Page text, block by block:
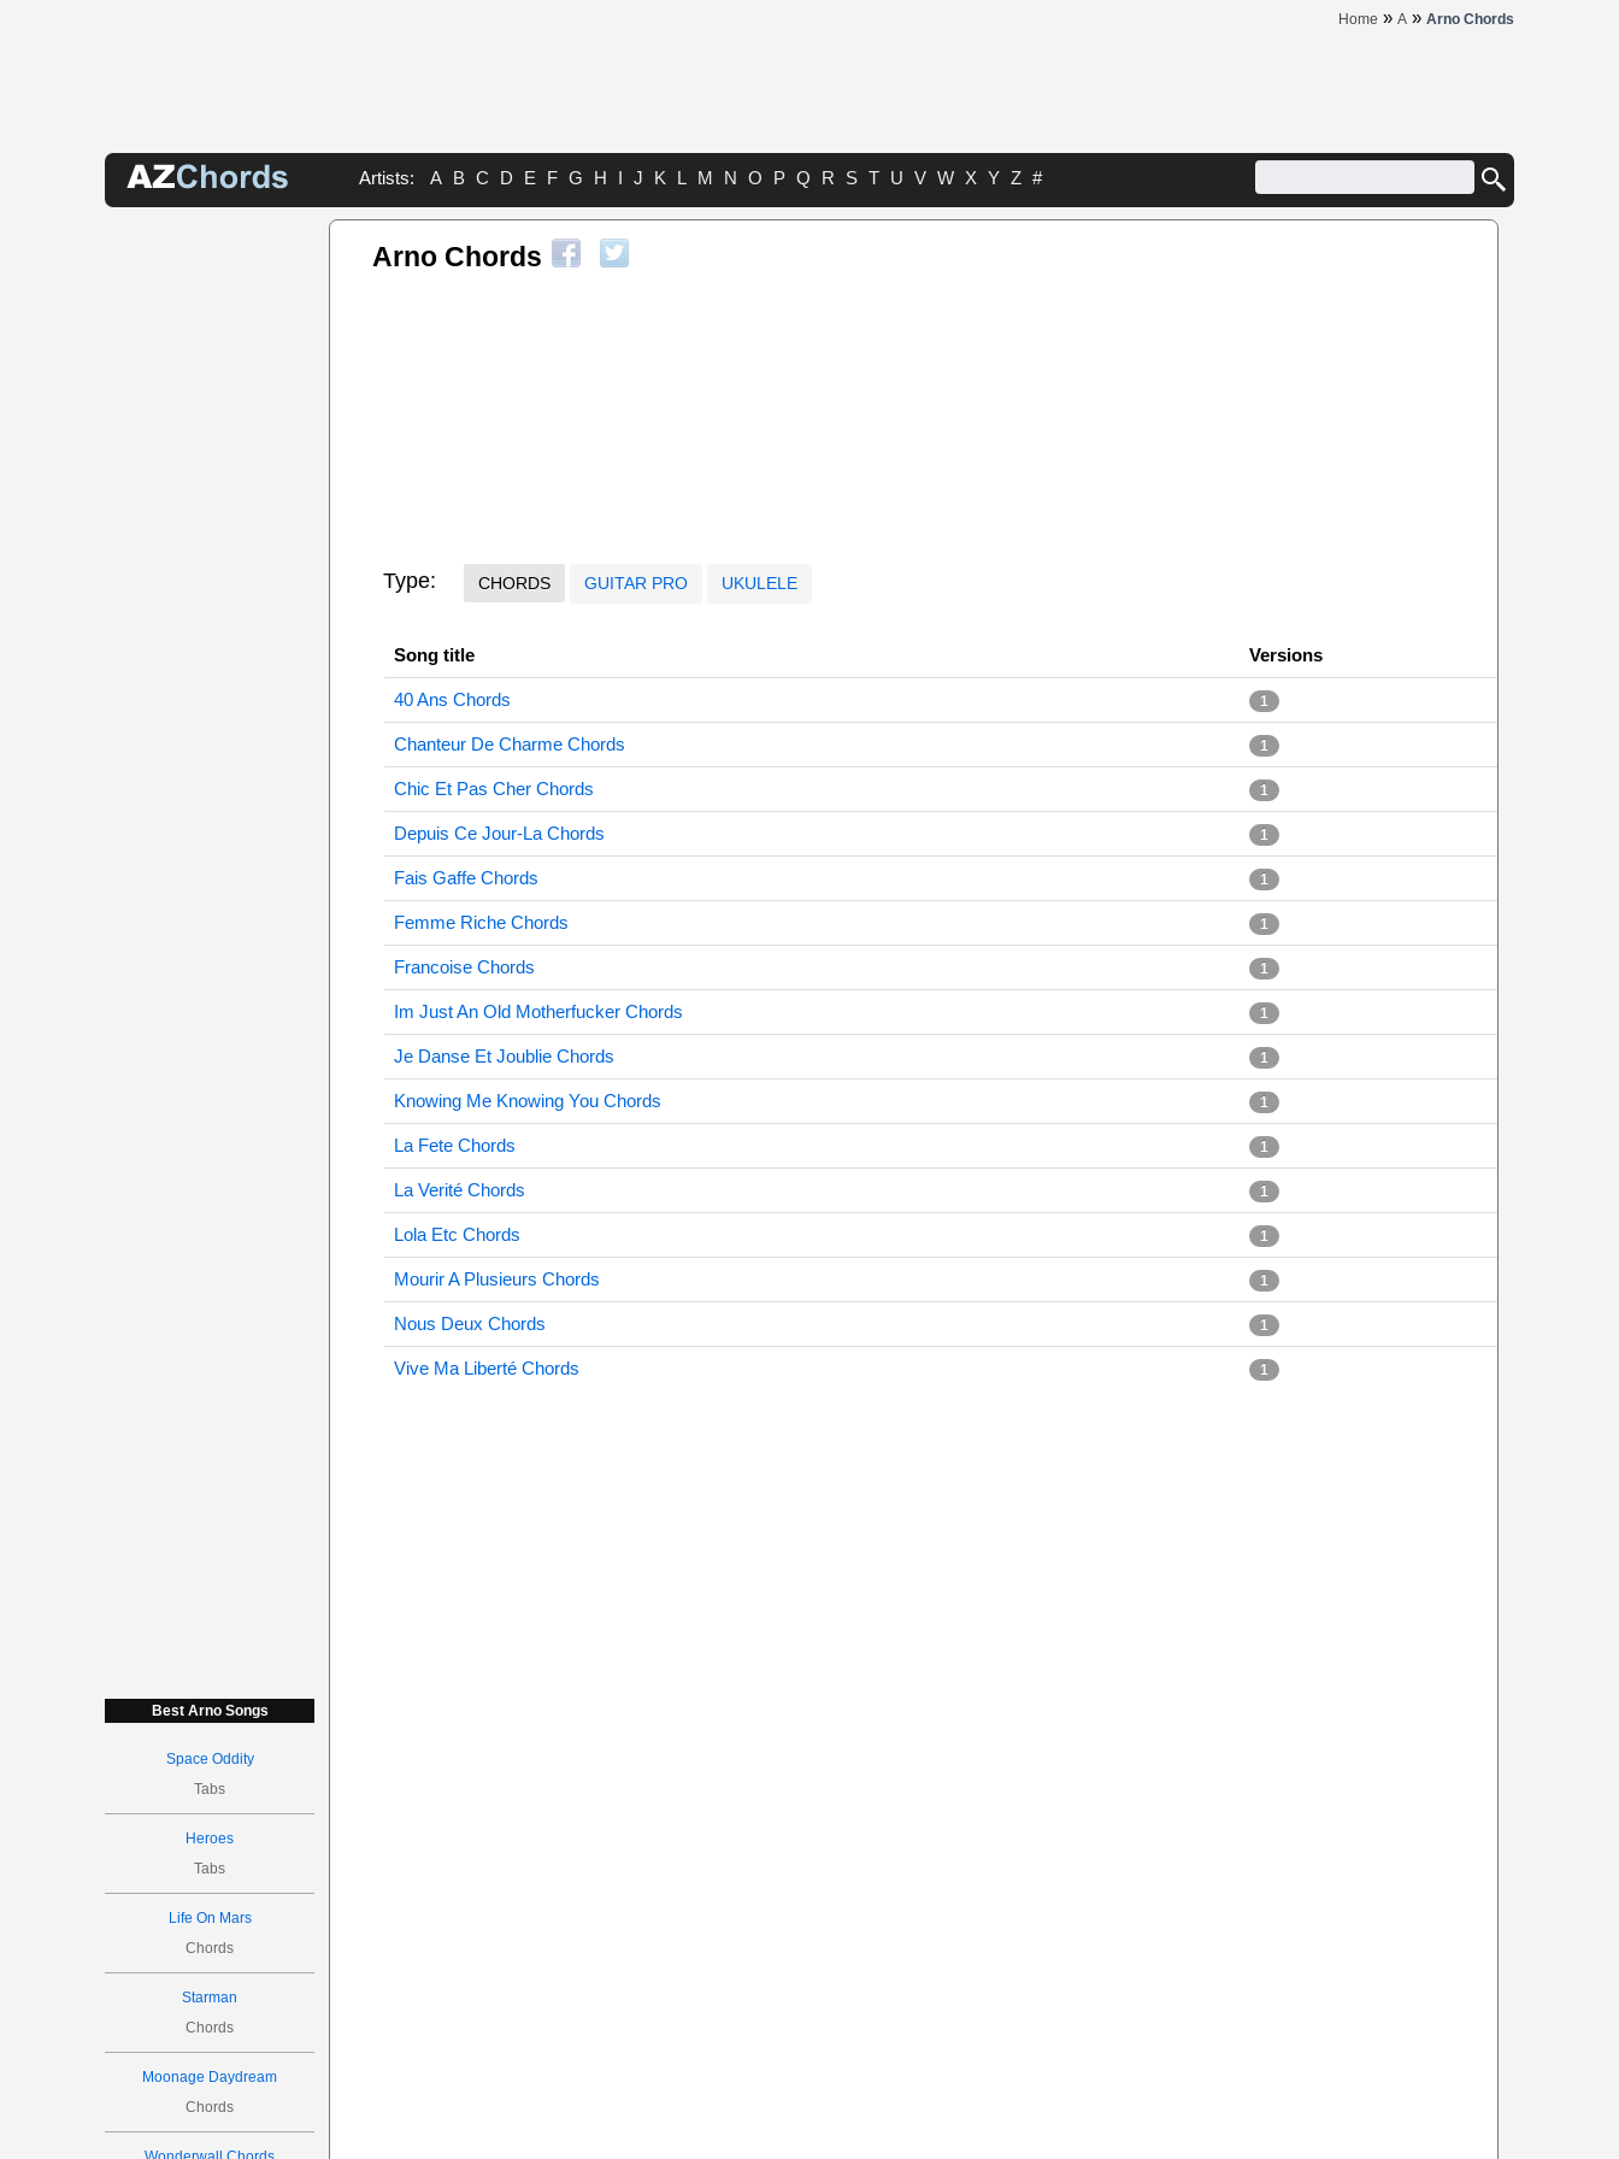
Home » A » Arno Chords
Artists: A B C D E F G H I J K L M N O P Q R S T U V W X Y Z #
Best Arno Songs
Space Oddity
Tabs
Heroes
Tabs
Life On Mars
Chords
Starman
Chords
Moonage Daydream
Chords
Arno Chords
Type: CHORDS GUITAR PRO UKULELE
Song title Versions
40 Ans Chords 1
Chanteur De Charme Chords 1
Chic Et Pas Cher Chords 1
Depuis Ce Jour-La Chords 1
Fais Gaffe Chords 1
Femme Riche Chords 1
Francoise Chords 1
Im Just An Old Motherfucker Chords 1
Je Danse Et Joublie Chords 1
Knowing Me Knowing You Chords 1
La Fete Chords 1
La Verité Chords 1
Lola Etc Chords 1
Mourir A Plusieurs Chords 1
Nous Deux Chords 1
Vive Ma Liberté Chords 1